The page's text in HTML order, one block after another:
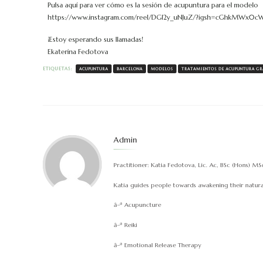
Pulsa aquí para ver cómo es la sesión de acupuntura para el modelo
https://www.instagram.com/reel/DGI2y_uNJuZ/
¡Estoy esperando sus llamadas!
Ekaterina Fedotova
ETIQUETAS: ACUPUNTURA BARCELONA MODELOS TRATAMIENTOS DE ACUPUNTURA
Admin
Practitioner: Katia Fedotova, Lic. Ac, BSc (Hons)
Katia guides people towards awakening their
â–ª Acupuncture
â–ª Reiki
â–ª Emotional Release Therapy